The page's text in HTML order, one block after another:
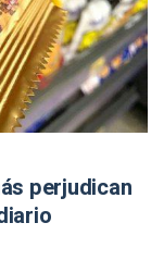
perjudican